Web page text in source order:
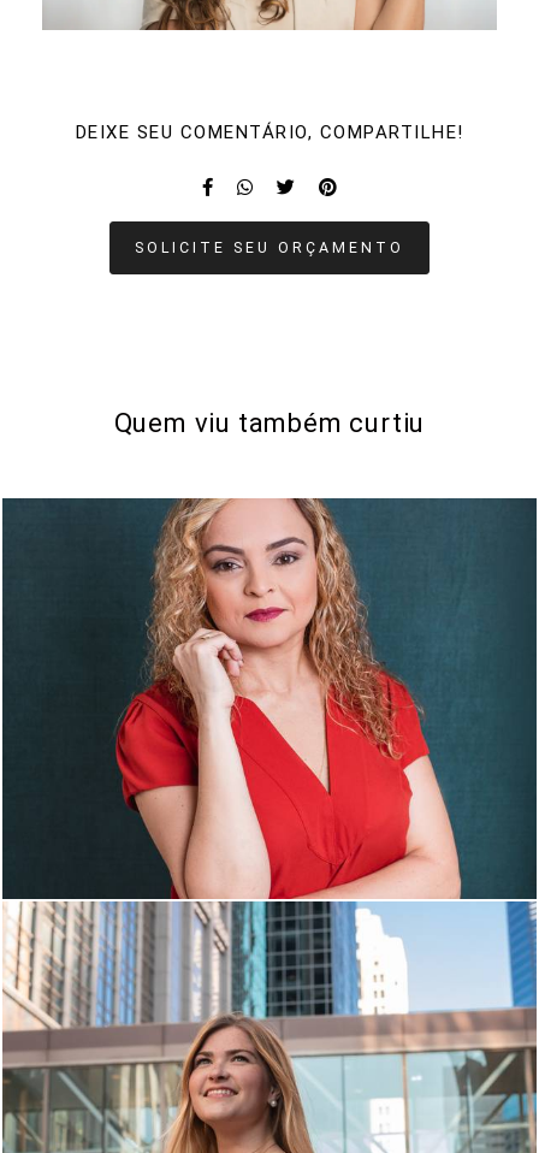
DEIXE SEU COMENTÁRIO, COMPARTILHE!
SOLICITE SEU ORÇAMENTO
Quem viu também curtiu
1074 0